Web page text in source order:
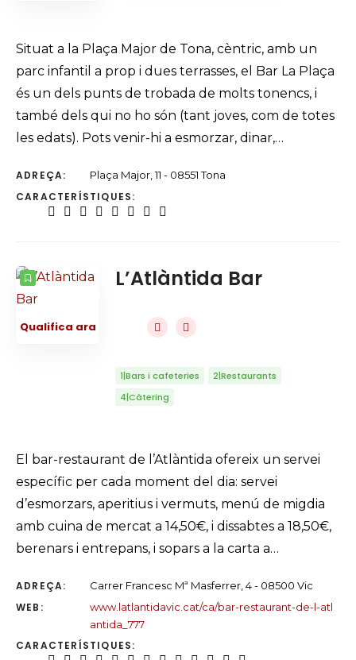
Situat a la Plaça Major de Tona, cèntric, amb un
parc infantil a prop i dues terrasses, el Bar La Plaça
és un dels punts de trobada de molts tonencs, i
també dels qui no ho són (tant joves, com de totes
les edats). Pots venir-hi a esmorzar, dinar,…
ADREÇA: Plaça Major, 11 - 08551 Tona
CARACTERÍSTIQUES:
Qualifica ara
L’Atlàntida Bar
1|Bars i cafeteries
2|Restaurants
4|Càtering
El bar-restaurant de l’Atlàntida ofereix un servei
específic per cada moment del dia: servei
d’esmorzars, aperitius i vermuts, menú de migdia
amb cuina de mercat a 14,50€, i dissabtes a 18,50€,
berenars i entrepans, i sopars a la carta a…
ADREÇA: Carrer Francesc Mª Masferrer, 4 - 08500 Vic
WEB:
www.latlantidavic.cat/ca/bar-restaurant-de-l-atl
antida_777
CARACTERÍSTIQUES: